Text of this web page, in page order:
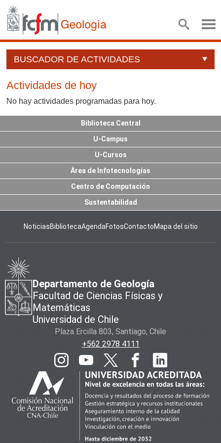
BUSCADOR DE ACTIVIDADES
Actividades de hoy
No hay actividades programadas para hoy.
Biblioteca Central
U-Campus
U-Cursos
Área de Infotecnologías
Centro de Computación
Sustentabilidad
NoticiasBibliotecaAgendaFotosContactoMapa del sitio
Departamento de Geología
Facultad de Ciencias Físicas y
Matemáticas
Universidad de Chile
Plaza Ercilla 803, Santiago, Chile
+562 2978 4111